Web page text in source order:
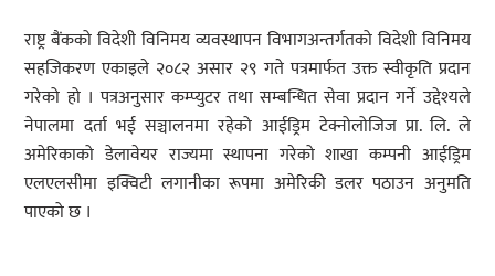
राष्ट्र बैंकको विदेशी विनिमय व्यवस्थापन विभागअन्तर्गतको विदेशी विनिमय
सहजिकरण एकाइले २०८२ असार २९ गते पत्रमार्फत उक्त स्वीकृति प्रदान
गरेको हो । पत्रअनुसार कम्प्युटर तथा सम्बन्धित सेवा प्रदान गर्ने उद्देश्यले
नेपालमा दर्ता भई सञ्चालनमा रहेको आईड्रिम टेक्नोलोजिज प्रा. लि. ले
अमेरिकाको डेलावेयर राज्यमा स्थापना गरेको शाखा कम्पनी आईड्रिम
एलएलसीमा इक्विटी लगानीका रूपमा अमेरिकी डलर पठाउन अनुमति
पाएको छ ।